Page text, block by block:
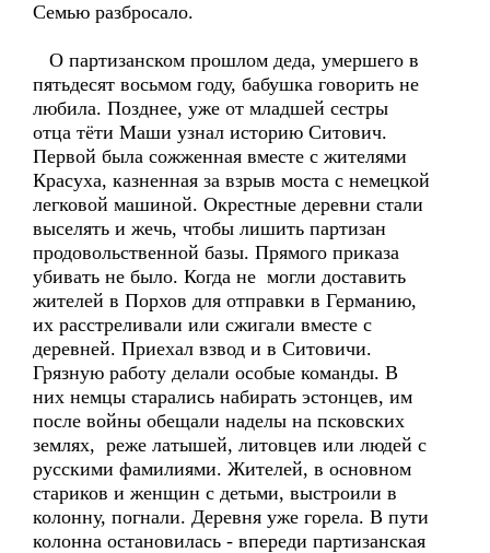
Семью разбросало.
О партизанском прошлом деда, умершего в
пятьдесят восьмом году, бабушка говорить не
любила. Позднее, уже от младшей сестры
отца тёти Маши узнал историю Ситович.
Первой была сожженная вместе с жителями
Красуха, казненная за взрыв моста с немецкой
легковой машиной. Окрестные деревни стали
выселять и жечь, чтобы лишить партизан
продовольственной базы. Прямого приказа
убивать не было. Когда не могли доставить
жителей в Порхов для отправки в Германию,
их расстреливали или сжигали вместе с
деревней. Приехал взвод и в Ситовичи.
Грязную работу делали особые команды. В
них немцы старались набирать эстонцев, им
после войны обещали наделы на псковских
землях, реже латышей, литовцев или людей с
русскими фамилиями. Жителей, в основном
стариков и женщин с детьми, выстроили в
колонну, погнали. Деревня уже горела. В пути
колонна остановилась - впереди партизанская